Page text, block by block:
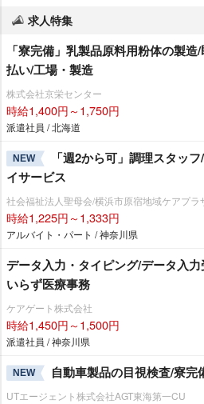
求人特集
「寮完備」乳製品原料用粉体の製
払い/工場・製造
株式会社京栄センター
時給1,400円～1,750円
派遣社員 / 北海道
NEW
「週2から可」調理スタッ
イサービス
社会福祉法人聖母会/横浜市原宿地域ケアプラ
時給1,225円～1,333円
アルバイト・パート / 神奈川県
データ入力・タイピング/データ入
いらず医療事務
ケアゲート株式会社
時給1,450円～1,500円
派遣社員 / 神奈川県
NEW 自動車製品の目視検査/寮
UTエージェント株式会社AGT東海第一CU